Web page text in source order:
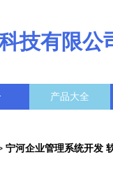
技有限公
产品大全
宁河企业管理系统开发